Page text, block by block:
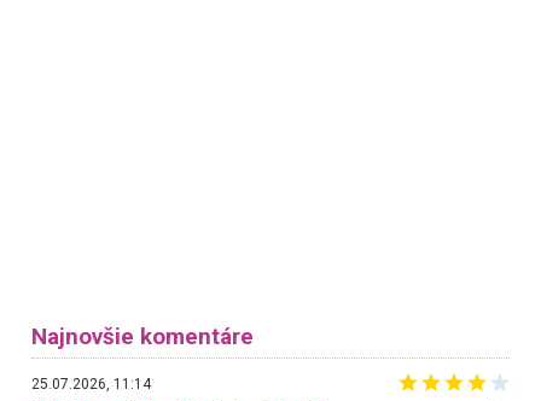
Najnovšie komentáre
25.07.2026, 11:14